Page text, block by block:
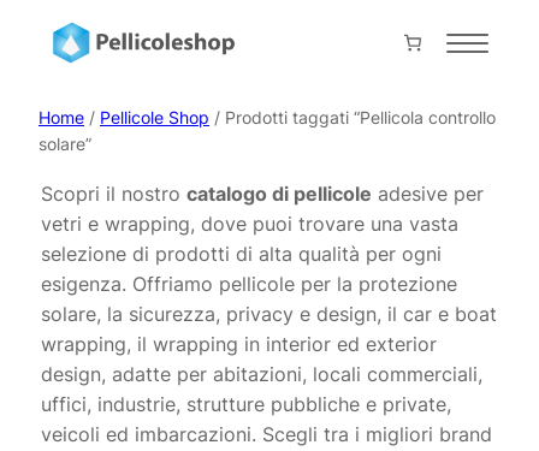
Home
About
Servizi
Shop
Progetti
Prodotti
Contatti
Collabora con noi
Home / Pellicole Shop / Prodotti taggati “Pellicola controllo
solare”
Scopri il nostro catalogo di pellicole adesive per
vetri e wrapping, dove puoi trovare una vasta
selezione di prodotti di alta qualità per ogni
esigenza. Offriamo pellicole per la protezione
solare, la sicurezza, privacy e design, il car e boat
wrapping, il wrapping in interior ed exterior
design, adatte per abitazioni, locali commerciali,
uffici, industrie, strutture pubbliche e private,
veicoli ed imbarcazioni. Scegli tra i migliori brand